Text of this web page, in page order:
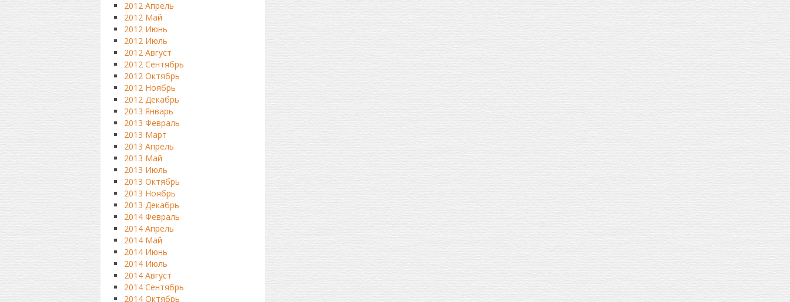
2012 Апрель
2012 Май
2012 Июнь
2012 Июль
2012 Август
2012 Сентябрь
2012 Октябрь
2012 Ноябрь
2012 Декабрь
2013 Январь
2013 Февраль
2013 Март
2013 Апрель
2013 Май
2013 Июль
2013 Октябрь
2013 Ноябрь
2013 Декабрь
2014 Февраль
2014 Апрель
2014 Май
2014 Июнь
2014 Июль
2014 Август
2014 Сентябрь
2014 Октябрь